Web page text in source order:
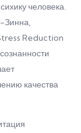
человека.
Reduction
качества